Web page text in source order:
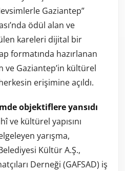
Gaziantep”
ödül alan ve
kareleri dijital bir
formatında hazırlanan
ve Gaziantep’in kültürel
erişimine açıldı.
objektiflere yansıdı
ve kültürel yapısını
yarışma,
Kültür A.Ş.,
Derneği (GAFSAD) iş